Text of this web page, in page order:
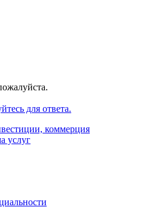
для ответа.
коммерция
услуг